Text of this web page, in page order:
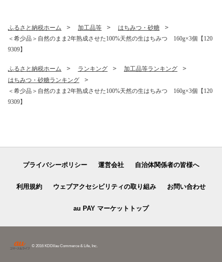
ふるさと納税ホーム 加工品等
はちみつ・砂糖
＜希少品＞自然のまま2年熟成させた100%天然の生はちみつ 160g×3個【120
9309】
ふるさと納税ホーム ランキング
加工品等ランキング
はちみつ・砂糖ランキング
＜希少品＞自然のまま2年熟成させた100%天然の生はちみつ 160g×3個【120
9309】
プライバシーポリシー 運営会社 自治体関係者の皆様へ
利用規約 ウェブアクセシビリティの取り組み お問い合わせ
au PAY マーケットトップ
© 2016 KDDI/au Commerce & Life, Inc.